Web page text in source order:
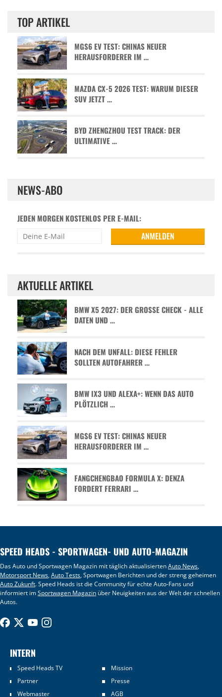
TOP ARTIKEL
MGS6 EV TEST: CHINAS NEUER
HERAUSFORDERER IM …
MAZDA CX-5 2026 TEST: WARUM DIESER
SUV JETZT …
BYD ZHENGZHOU TEST TRACK: DER
ULTIMATIVE …
NEWS-ABO
JEDEN MORGEN KOSTENLOS PER E-MAIL:
AKTUELLE ARTIKEL
BMW X5 2027: DER GROSSE CHECK - ALLE D
ATEN UND …
NACH DEM UNFALL: DIESE FEHLER
SOLLTEN AUTOFAHRER …
BMW IX3 UND ALEXA+: WENN DAS AUTO
PLÖTZLICH …
MGS6 EV TEST: CHINAS NEUER
HERAUSFORDERER IM …
FANGCHENGBAO FORMULA X: DENZA
FORDERT FERRARI …
SPEED HEADS - SPORTWAGEN- UND AUTO-MAGAZIN
Das Auto und Sportwagen Magazin mit täglich aktualisiertenAuto News,
Motorsport News,Auto Tests, Sportwagen Berichten und der streng geheimen
Auto Zukunft. Speed Heads ist die Community für echte Auto-Fans und
informiert imSportwagen Magazin über Neuigkeiten aus der Welt der schnellen
Autos.
INTERN
Speed Heads TV
Mission
Partner
Presse
Webmaster
AGB